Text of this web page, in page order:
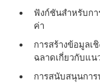
ฟังก์ชันสําหรับกา
ค่า
การสร้างข้อมูลเ
ฉลาดเกี่ยวกับแ
การสนับสนุนกา